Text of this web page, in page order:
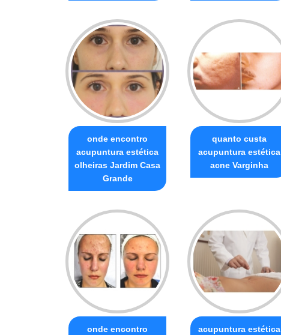
onde encontro
acupuntura estética
olheiras Jardim Casa
Grande
quanto custa
acupuntura estética
acne Varginha
onde encontro
acupuntura estética